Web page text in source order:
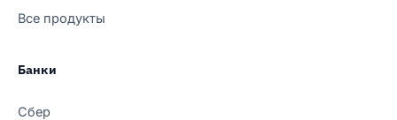
Все продукты
Банки
Сбер